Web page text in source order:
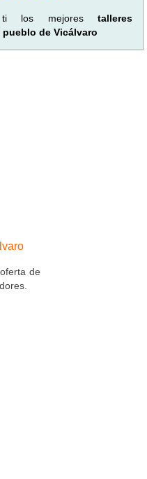
ti los mejores talleres
de Vicálvaro
de